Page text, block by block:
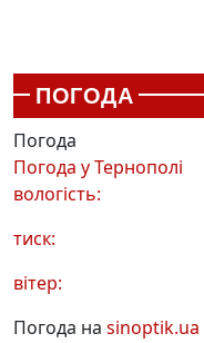
ПОГОДА
Погода
Погода уТернополі
вологість:
тиск:
вітер:
Погода на sinoptik.ua